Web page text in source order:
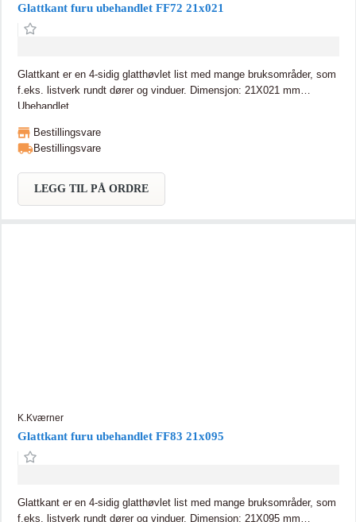
Glattkant furu ubehandlet FF72 21x021
Glattkant er en 4-sidig glatthøvlet list med mange bruksområder, som
f.eks. listverk rundt dører og vinduer. Dimensjon: 21X021 mm
Ubehandlet
Bestillingsvare
Bestillingsvare
LEGG TIL PÅ ORDRE
K.Kværner
Glattkant furu ubehandlet FF83 21x095
Glattkant er en 4-sidig glatthøvlet list med mange bruksområder, som
f.eks. listverk rundt dører og vinduer. Dimensjon: 21X095 mm